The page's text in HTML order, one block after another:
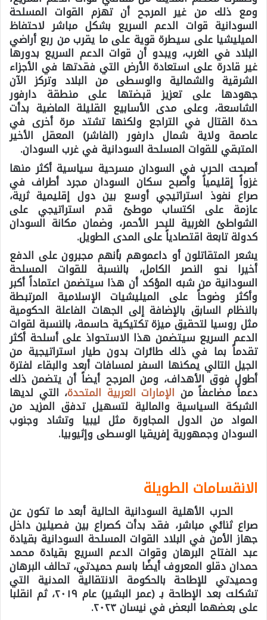
ومع ذلك من غير المرجح أن تهزم القوات المسلحة
السودانية قوات الدعم السريع بشكل مباشر لاحتفاظ
الميليشيا على سيطرة قوية على ما يقرب من ربع أراضي
البلاد في الغرب، ويبدو أن قوات الدعم السريع بدورها
غير قادرة على استعادة الأرض التي فقدتها في الأجزاء
الشرقية والشمالية والوسطى من البلاد وتركز الآن
جهودها على تعزيز قبضتها على منطقة دارفور
الشاسعة، وعلى مدى الأسابيع القليلة الماضية بدأت
حدة القتال في التراجع ولكنها تشتد مرة أخرى في
عاصمة ولاية شمال دارفور (الفاشر) المعقل الأخير
المتبقي للقوات المسلحة السودانية في غرب السودان.
أصبحت الحرب في السودان مسرحية سياسية أكثر منها
غزواً إقليمياً وأصبح سكان السودان مجرد أطراف في
صراع نفوذ استراتيجي أوسع بين دول إقليمية ثرية،
عازمة على اكتساب موطئ قدم استراتيجي على
الشواطئ الغربية للبحر الأحمر، وضمان مكانة السودان
كدولة تابعة اقتصادياً على المدى الطويل.
يشعر المتقاتلون أو داعموهم بأنهم مجبرون على الدفع
أخيرا نحو النصر الكامل، بالنسبة للقوات المسلحة
السودانية من شبه المؤكد أن هذا سيتضمن اعتماداً أكبر
وأكثر وضوحاً على الميليشيات الإسلامية المرتبطة
بالنظام السابق بالإضافة إلى الجهات الفاعلة الحكومية
مثل روسيا لتحقيق ميزة تكتيكية حاسمة، بالنسبة لقوات
الدعم السريع سيتضمن هذا الاستحواذ على أسلحة أكثر
تقدماً بما في ذلك طائرات بدون طيار استراتيجية من
الجيل التالي يمكنها السفر لمسافات أبعد والبقاء لفترة
أطول فوق الأهداف، ومن المرجح أيضاً أن يتضمن ذلك
دعماً مضاعفاً من الإمارات العربية المتحدة، التي لديها
الشبكة السياسية والمالية لتسهيل تدفق المزيد من
المواد من الدول المجاورة مثل ليبيا وتشاد وجنوب
السودان وجمهورية إفريقيا الوسطى وإثيوبيا.
الانقسامات الطويلة
الحرب الأهلية السودانية الحالية أبعد ما تكون عن
صراع ثنائي مباشر، فقد بدأت كصراع بين فصيلين داخل
جهاز الأمن في البلاد القوات المسلحة السودانية بقيادة
عبد الفتاح البرهان وقوات الدعم السريع بقيادة محمد
حمدان دقلو المعروف أيضًا باسم حميدتي، تحالف البرهان
وحميدتي للإطاحة بالحكومة الانتقالية المدنية التي
تشكلت بعد الإطاحة بـ (عمر البشير) عام ٢٠١٩، ثم انقلبا
على بعضهما البعض في نيسان ٢٠٢٣.